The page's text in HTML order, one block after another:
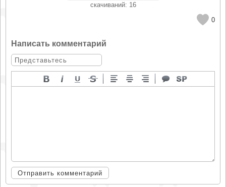
cкачиваний: 16
0
Написать комментарий
Отправить комментарий